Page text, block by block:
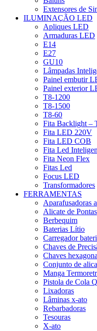
Extensores de
ILUMINAÇÃO LED
Apliques LED
Armaduras LED
E14
E27
GU10
Lâmpadas
Painel embutir
Painel exterior
T8-1200
T8-1500
T8-60
Fita Backlight –
Fita LED 220V
Fita LED COB
Fita Led
Fita Neon Flex
Fitas Led
Focus LED
Transformadores
FERRAMENTAS
Aparafusadoras
Alicate de Pontas
Berbequim
Baterias Lítio
Carregador
Chaves de
Chaves
Conjunto de
Manga
Pistola de Cola
Lixadoras
Lâminas x-ato
Rebarbadoras
Tesouras
X-ato